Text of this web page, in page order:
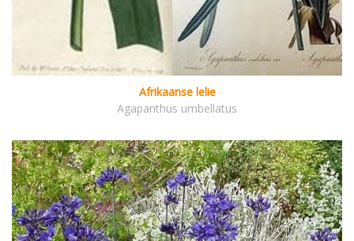
Afrikaanse lelie
Agapanthus umbellatus